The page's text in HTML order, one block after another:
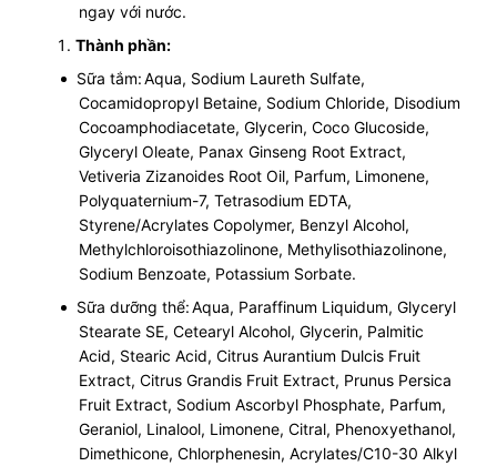
ngay với nước.
Thành phần:
Sữa tắm:Aqua, Sodium Laureth Sulfate,
Cocamidopropyl Betaine, Sodium Chloride, Disodium
Cocoamphodiacetate, Glycerin, Coco Glucoside,
Glyceryl Oleate, Panax Ginseng Root Extract,
Vetiveria Zizanoides Root Oil, Parfum, Limonene,
Polyquaternium-7, Tetrasodium EDTA,
Styrene/Acrylates Copolymer, Benzyl Alcohol,
Methylchloroisothiazolinone, Methylisothiazolinone,
Sodium Benzoate, Potassium Sorbate.
Sữa dưỡng thể:Aqua, Paraffinum Liquidum, Glyceryl
Stearate SE, Cetearyl Alcohol, Glycerin, Palmitic
Acid, Stearic Acid, Citrus Aurantium Dulcis Fruit
Extract, Citrus Grandis Fruit Extract, Prunus Persica
Fruit Extract, Sodium Ascorbyl Phosphate, Parfum,
Geraniol, Linalool, Limonene, Citral, Phenoxyethanol,
Dimethicone, Chlorphenesin, Acrylates/C10-30 Alkyl